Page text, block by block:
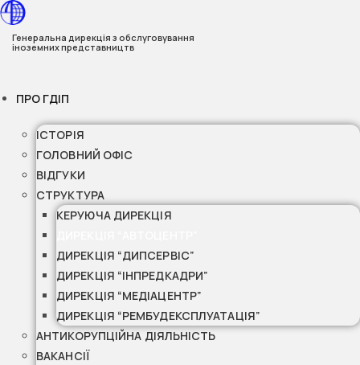
Перейти
до
вмісту
Генеральна дирекція з обслуговування
іноземних представництв
ПРО ГДІП
ІСТОРІЯ
ГОЛОВНИЙ ОФІС
ВІДГУКИ
СТРУКТУРА
КЕРУЮЧА ДИРЕКЦІЯ
ДИРЕКЦІЯ “ДИПСЕРВІС”
ДИРЕКЦІЯ “ІНПРЕДКАДРИ”
ДИРЕКЦІЯ “МЕДІАЦЕНТР”
ДИРЕКЦІЯ “РЕМБУДЕКСПЛУАТАЦІЯ”
АНТИКОРУПЦІЙНА ДІЯЛЬНІСТЬ
ВАКАНСІЇ